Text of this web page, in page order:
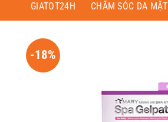
GIATOT24H CHĂM SÓC DA MẶT
-18%